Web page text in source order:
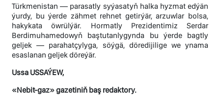
Türkmenistan — parasatly syýasatyň halka hyzmat edýän
ýurdy, bu ýerde zähmet rehnet getirýär, arzuwlar bolsa,
hakykata öwrülýär. Hormatly Prezidentimiz Serdar
Berdimuhamedowyň baştutanlygynda bu ýerde bagtly
geljek — parahatçylyga, söýgä, döredijilige we ynama
esaslanan geljek döreýär.
Ussa USSAÝEW,
«Nebit-gaz» gazetiniň baş redaktory.